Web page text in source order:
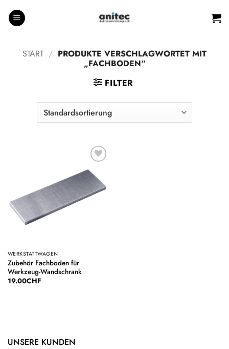
Inhalt
START / PRODUKTE VERSCHLAGWORTET MIT
„FACHBODEN“
FILTER
Auf die
Wunschliste
WERKSTATTWAGEN
Zubehör Fachboden für
Werkzeug-Wandschrank
19.00CHF
UNSERE KUNDEN